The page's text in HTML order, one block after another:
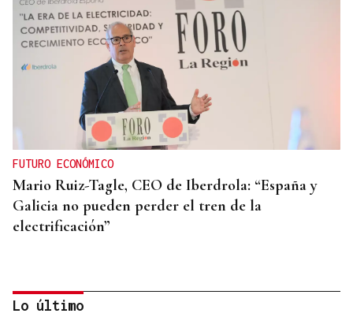
FUTURO ECONÓMICO
Mario Ruiz-Tagle, CEO de Iberdrola: “España y
Galicia no pueden perder el tren de la
electrificación”
Lo último